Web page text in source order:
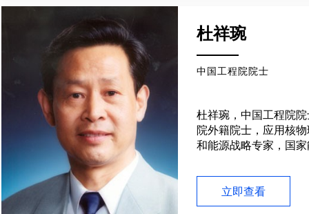
分子特征结构单元模
系列重要肉香味食品
定了我国3-呋喃硫化
硫醚类食品香料制造
明专利20余项。作为
技术发明奖二等奖和
二等奖4项。
杜祥琬
中国工程院院士
杜祥琬，中国工程院
院外籍院士，应用核
和能源战略专家，国
员，博士生导师。杜
试验诊断理论和核武
性、创新性研究；曾
立即查看